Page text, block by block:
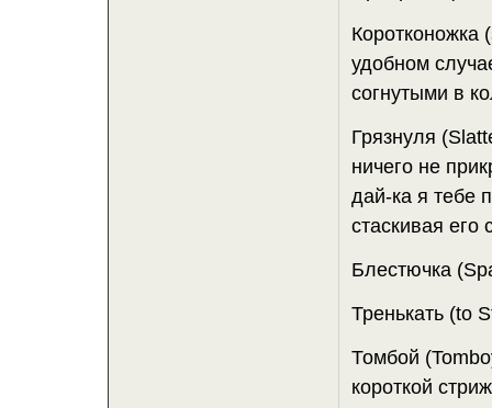
Коротконожка
удобном
согнутыми в
Грязнуля
ничего не
дай-ка я тебе
стаскивая его
Блестючка
Тренькать (to
Томбой
короткой